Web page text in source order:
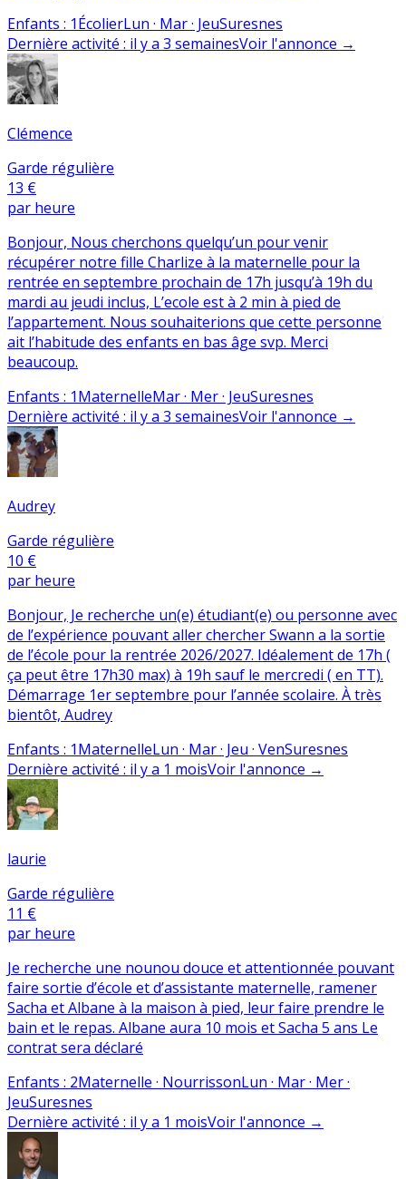
Enfants : 1ÉcolierLun · Mar · JeuSuresnes
Dernière activité : il y a 3 semainesVoir l'annonce →
Clémence
Garde régulière
13 €
par heure
Bonjour, Nous cherchons quelqu’un pour venir
récupérer notre fille Charlize à la maternelle pour la
rentrée en septembre prochain de 17h jusqu’à 19h du
mardi au jeudi inclus, L’ecole est à 2 min à pied de
l’appartement. Nous souhaiterions que cette personne
ait l’habitude des enfants en bas âge svp. Merci
beaucoup.
Enfants : 1MaternelleMar · Mer · JeuSuresnes
Dernière activité : il y a 3 semainesVoir l'annonce →
Audrey
Garde régulière
10 €
par heure
Bonjour, Je recherche un(e) étudiant(e) ou personne avec
de l’expérience pouvant aller chercher Swann a la sortie
de l’école pour la rentrée 2026/2027. Idéalement de 17h (
ça peut être 17h30 max) à 19h sauf le mercredi ( en TT).
Démarrage 1er septembre pour l’année scolaire. À très
bientôt, Audrey
Enfants : 1MaternelleLun · Mar · Jeu · VenSuresnes
Dernière activité : il y a 1 moisVoir l'annonce →
laurie
Garde régulière
11 €
par heure
Je recherche une nounou douce et attentionnée pouvant
faire sortie d’école et d’assistante maternelle, ramener
Sacha et Albane à la maison à pied, leur faire prendre le
bain et le repas. Albane aura 10 mois et Sacha 5 ans Le
contrat sera déclaré
Enfants : 2Maternelle · NourrissonLun · Mar · Mer ·
JeuSuresnes
Dernière activité : il y a 1 moisVoir l'annonce →